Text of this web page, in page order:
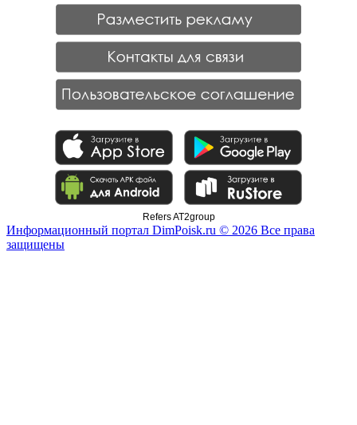
Refers AT2group
Информационный портал DimPoisk.ru © 2026 Все права
защищены